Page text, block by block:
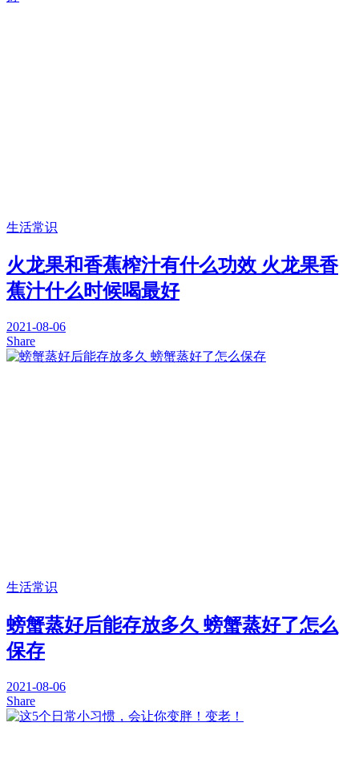
生活常识
火龙果和香蕉榨汁有什么功效 火龙果香
蕉汁什么时候喝最好
2021-08-06
Share
生活常识
螃蟹蒸好后能存放多久 螃蟹蒸好了怎么
保存
2021-08-06
Share